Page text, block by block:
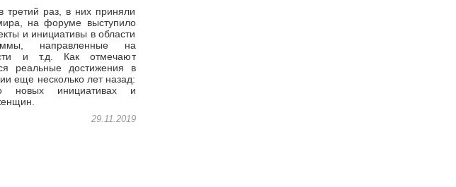
третий раз, в них приняли
на форуме выступило
и инициативы в области
направленные на
и т.д. Как отмечают
реальные достижения в
еще несколько лет назад:
инициативах и
29.11.2019